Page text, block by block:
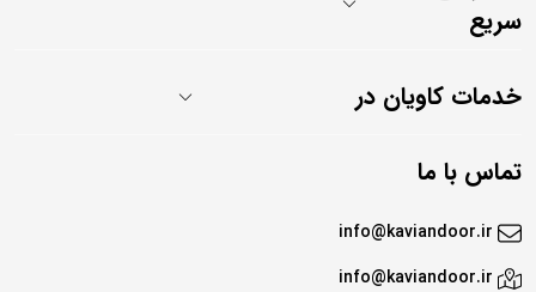
سریع
خدمات کاویان در
تماس با ما
info@kaviandoor.ir
info@kaviandoor.ir